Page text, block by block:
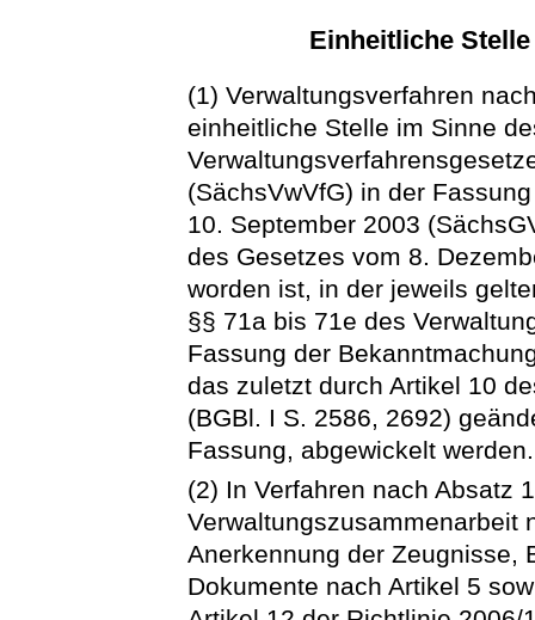
Einheitliche
(1) Verwaltungsverfahren
einheitliche Stelle im Sinne
(SächsVwVfG) in der
10. September 2003
des Gesetzes vom 8.
worden ist, in der jeweils
§§ 71a bis 71e des
Fassung der
das zuletzt durch Artikel 10
(BGBl. I S. 2586, 2692)
Fassung, abgewickelt
(2) In Verfahren nach Absatz
Verwaltungszusammenarbeit
Anerkennung der Zeugnisse,
Dokumente nach Artikel 5